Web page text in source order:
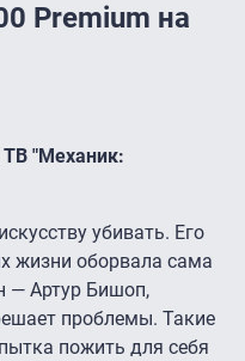
Premium на
ТВ "Механик:
убивать. Его
жизни оборвала сама
— Артур Бишоп,
проблемы. Такие
пожить для себя